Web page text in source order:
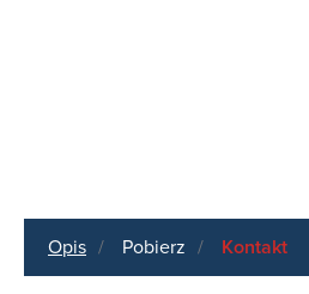
Opis Pobierz Kontakt